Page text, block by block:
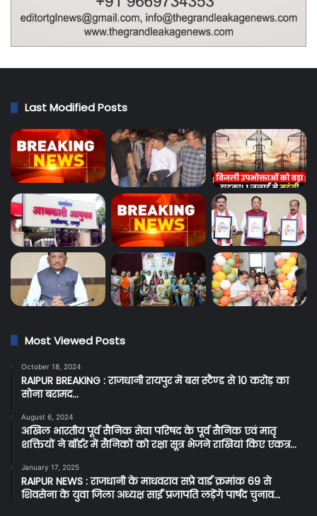
Last Modified Posts
Most Viewed Posts
October 18, 2024
RAIPUR BREAKING : राजधानी रायपुर में बस स्टैण्ड से 10 करोड़ का
सोना बरामद…
August 6, 2024
अखिल भारतीय पूर्व सैनिक सेवा परिषद के पूर्व सैनिक एवं मातृ
शक्तियों ने बॉर्डर में सैनिकों को रक्षा सूत्र भेजने राखियां किए एकत्र…
January 17, 2025
RAIPUR NEWS : राजधानी के माधवराव सप्रे वार्ड क्रमांक 69 से
शिवसेना के युवा जिला अध्यक्ष साईं प्रजापति लड़ेंगे पार्षद चुनाव…